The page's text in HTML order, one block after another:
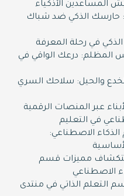
المساعدين الأذكياء
حارسك الذكي ضد شباك
في رحلة المعرفة
المظلم: درعك الواقي في
والحيل: سلاحك السري
عبر المنصات الرقمية
في التعليم
الذكاء الاصطناعي:
مميزات قسم
الاصطناعي
التعلم الذاتي في منتدى